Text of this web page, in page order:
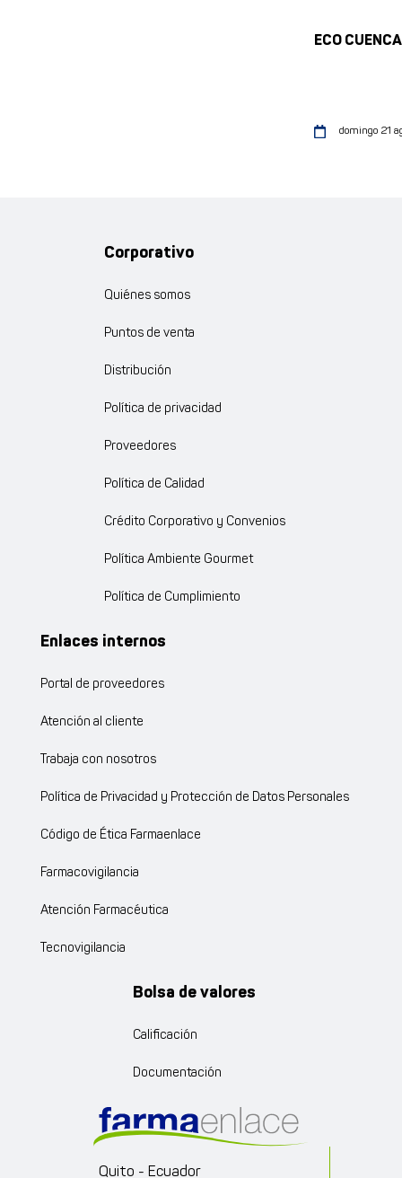
ECO
domingo 21
Corporativo
Quiénes somos
Puntos de venta
Distribución
Política de privacidad
Proveedores
Política de Calidad
Crédito Corporativo y Convenios
Política Ambiente Gourmet
Política de Cumplimiento
Enlaces internos
Portal de proveedores
Atención al cliente
Trabaja con nosotros
Política de Privacidad y Protección de Datos Personales
Código de Ética Farmaenlace
Farmacovigilancia
Atención Farmacéutica
Tecnovigilancia
Bolsa de valores
Calificación
Documentación
Quito - Ecuador